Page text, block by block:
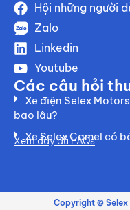
Hội những người
Zalo
Linkedin
Youtube
Các câu hỏi
Xe điện Selex
bao lâu?
Xe Selex Camel có
Xem đầy đủ FAQs
Copyright © Selex